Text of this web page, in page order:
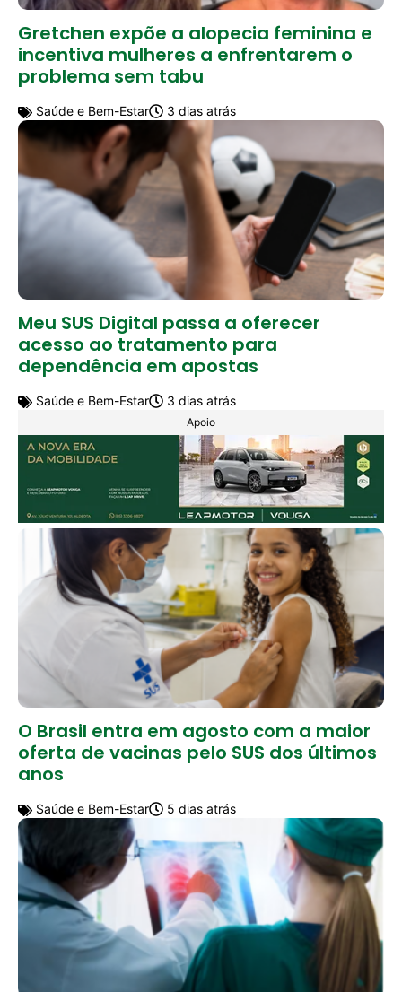
Gretchen expõe a alopecia feminina e
incentiva mulheres a enfrentarem o
problema sem tabu
Saúde e Bem-Estar 3 dias atrás
Meu SUS Digital passa a oferecer
acesso ao tratamento para
dependência em apostas
Saúde e Bem-Estar 3 dias atrás
Apoio
O Brasil entra em agosto com a maior
oferta de vacinas pelo SUS dos últimos
anos
Saúde e Bem-Estar 5 dias atrás